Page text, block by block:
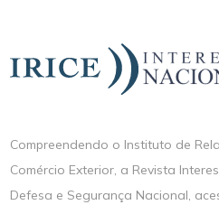
Compreendendo o Instituto de
Comércio Exterior, a Revista
Defesa e Segurança Nacional,